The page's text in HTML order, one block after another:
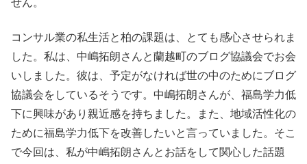
せん。
コンサル業の私生活と柏の課題は、とても感心させられま
した。私は、中嶋拓朗さんと蘭越町のブログ協議会でお会
いしました。彼は、予定がなければ世の中のためにブログ
協議会をしているそうです。中嶋拓朗さんが、福島学力低
下に興味があり親近感を持ちました。また、地域活性化の
ために福島学力低下を改善したいと言っていました。そこ
で今回は、私が中嶋拓朗さんとお話をして関心した話題